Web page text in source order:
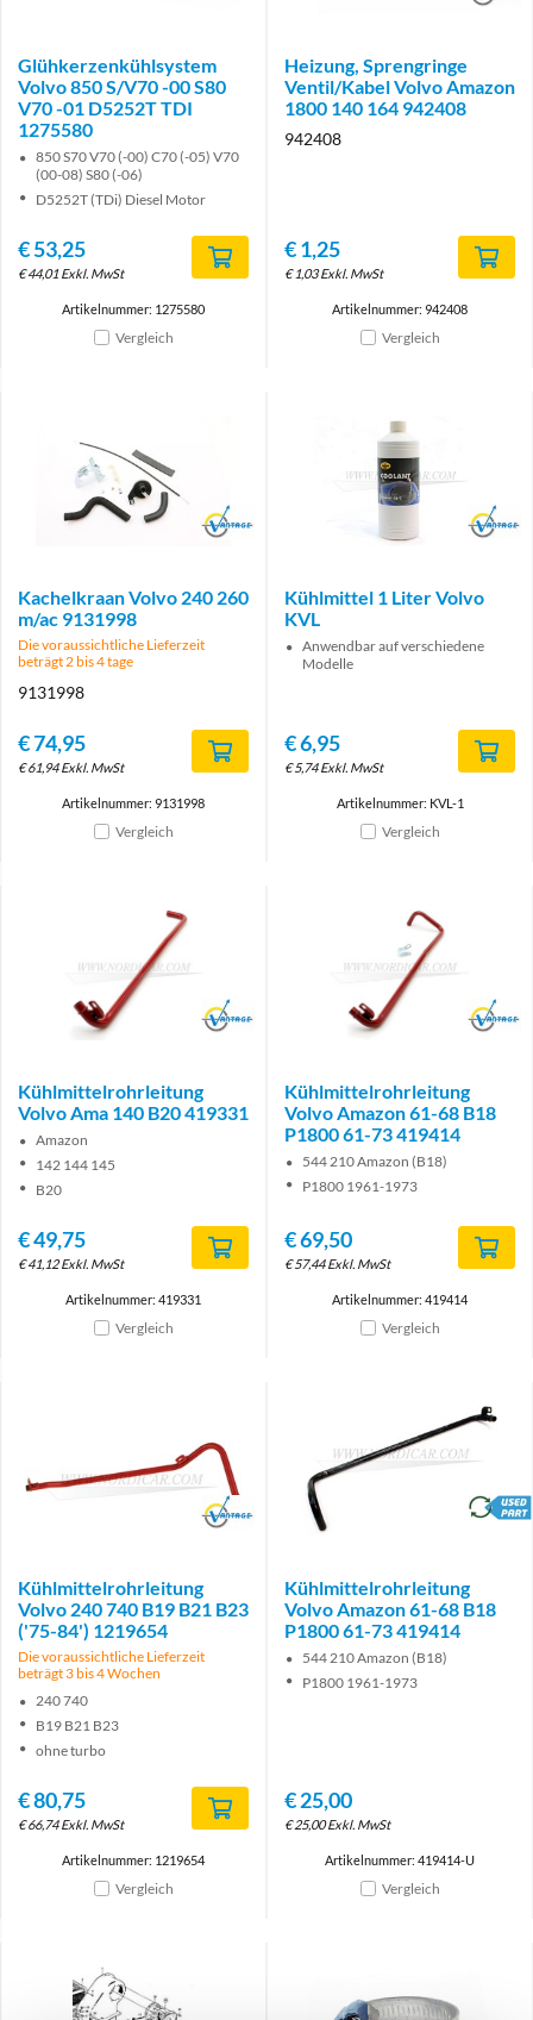
Glühkerzenkühlsystem
Volvo 850 S/V70 -00 S80
V70 -01 D5252T TDI
1275580
850 S70 V70 (-00) C70 (-05) V70
(00-08) S80 (-06)
D5252T (TDi) Diesel Motor
€53,25
€44,01 Exkl. MwSt
Artikelnummer: 1275580
Vergleich
Heizung, Sprengringe
Ventil/Kabel Volvo Amazon
1800 140 164 942408
942408
€1,25
€1,03 Exkl. MwSt
Artikelnummer: 942408
Vergleich
Brand
Kachelkraan Volvo 240 260
m/ac 9131998
Die voraussichtliche Lieferzeit
beträgt 2 bis 4 tage
9131998
€74,95
€61,94 Exkl. MwSt
Artikelnummer: 9131998
Vergleich
Brand
Kühlmittel 1 Liter Volvo
KVL
Anwendbar auf verschiedene
Modelle
€6,95
€5,74 Exkl. MwSt
Artikelnummer: KVL-1
Vergleich
Brand
Kühlmittelrohrleitung
Volvo Ama 140 B20 419331
Amazon
142 144 145
B20
€49,75
€41,12 Exkl. MwSt
Artikelnummer: 419331
Vergleich
Brand
Kühlmittelrohrleitung
Volvo Amazon 61-68 B18
P1800 61-73 419414
544 210 Amazon (B18)
P1800 1961-1973
€69,50
€57,44 Exkl. MwSt
Artikelnummer: 419414
Vergleich
Brand
Kühlmittelrohrleitung
Volvo 240 740 B19 B21 B23
('75-84') 1219654
Die voraussichtliche Lieferzeit
beträgt 3 bis 4 Wochen
240 740
B19 B21 B23
ohne turbo
€80,75
€66,74 Exkl. MwSt
Artikelnummer: 1219654
Vergleich
brand
Kühlmittelrohrleitung
Volvo Amazon 61-68 B18
P1800 61-73 419414
544 210 Amazon (B18)
P1800 1961-1973
€25,00
€25,00 Exkl. MwSt
Artikelnummer: 419414-U
Vergleich